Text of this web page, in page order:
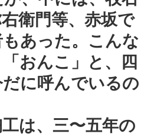
衛門等、赤坂で
あった。こんな
おんこ」と、四
に呼んでいるの
は、三〜五年の